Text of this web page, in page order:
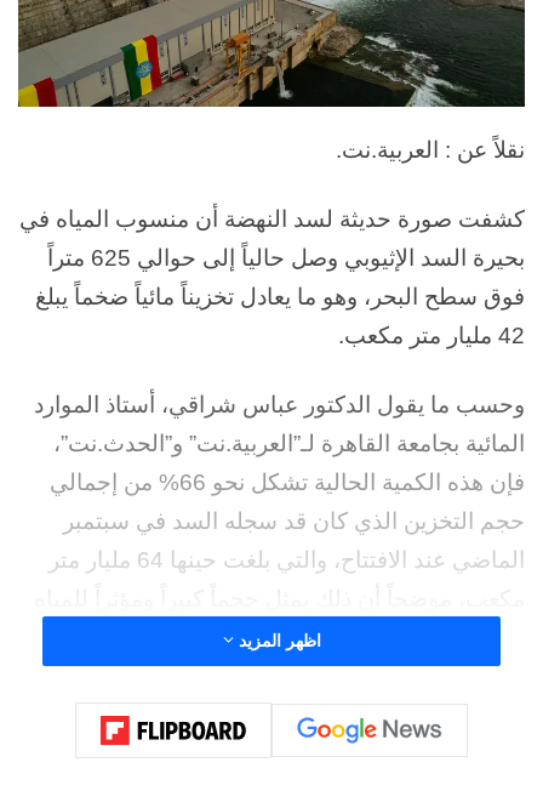
نقلاً عن : العربية.نت.
كشفت صورة حديثة لسد النهضة أن منسوب المياه في
بحيرة السد الإثيوبي وصل حالياً إلى حوالي 625 متراً
فوق سطح البحر، وهو ما يعادل تخزيناً مائياً ضخماً يبلغ
42 مليار متر مكعب.
وحسب ما يقول الدكتور عباس شراقي، أستاذ الموارد
المائية بجامعة القاهرة لـ”العربية.نت” و”الحدث.نت”،
فإن هذه الكمية الحالية تشكل نحو 66% من إجمالي
حجم التخزين الذي كان قد سجله السد في سبتمبر
الماضي عند الافتتاح، والتي بلغت حينها 64 مليار متر
المحتجزة في هذا التوقيت من العام.
وذكر أن هذا الارتفاع حدث بالتزامن مع بدء موسم
الأمطار الجديد، والذي انطلق في مايو الماضي بمعدل
اظهر المزيد